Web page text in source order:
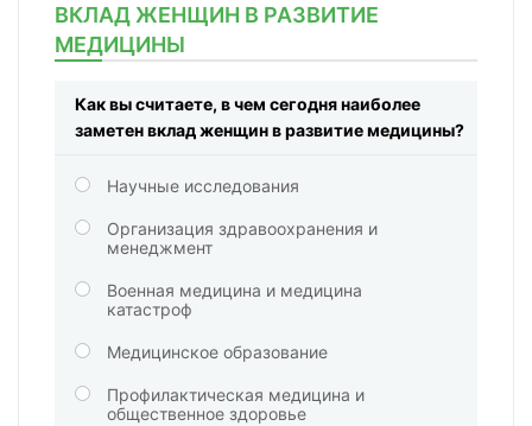
ВКЛАД ЖЕНЩИН В РАЗВИТИЕ
МЕДИЦИНЫ
Как вы считаете, в чем сегодня наиболее
заметен вклад женщин в развитие медицины?
Научные исследования
Организация здравоохранения и
менеджмент
Военная медицина и медицина
катастроф
Медицинское образование
Профилактическая медицина и
общественное здоровье